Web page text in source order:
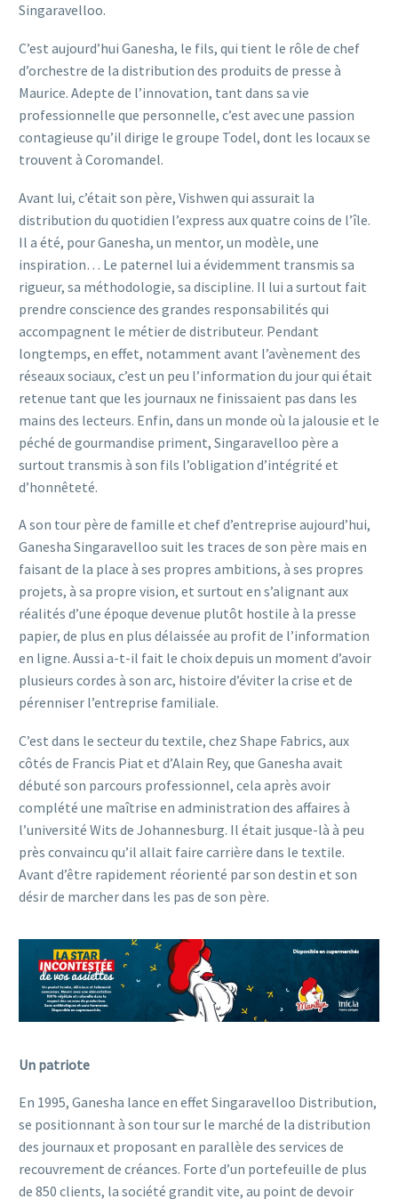
Singaravelloo.
C’est aujourd’hui Ganesha, le fils, qui tient le rôle de chef
d’orchestre de la distribution des produits de presse à
Maurice. Adepte de l’innovation, tant dans sa vie
professionnelle que personnelle, c’est avec une passion
contagieuse qu’il dirige le groupe Todel, dont les locaux se
trouvent à Coromandel.
Avant lui, c’était son père, Vishwen qui assurait la
distribution du quotidien l’express aux quatre coins de l’île.
Il a été, pour Ganesha, un mentor, un modèle, une
inspiration… Le paternel lui a évidemment transmis sa
rigueur, sa méthodologie, sa discipline. Il lui a surtout fait
prendre conscience des grandes responsabilités qui
accompagnent le métier de distributeur. Pendant
longtemps, en effet, notamment avant l’avènement des
réseaux sociaux, c’est un peu l’information du jour qui était
retenue tant que les journaux ne finissaient pas dans les
mains des lecteurs. Enfin, dans un monde où la jalousie et le
péché de gourmandise priment, Singaravelloo père a
surtout transmis à son fils l’obligation d’intégrité et
d’honnêteté.
A son tour père de famille et chef d’entreprise aujourd’hui,
Ganesha Singaravelloo suit les traces de son père mais en
faisant de la place à ses propres ambitions, à ses propres
projets, à sa propre vision, et surtout en s’alignant aux
réalités d’une époque devenue plutôt hostile à la presse
papier, de plus en plus délaissée au profit de l’information
en ligne. Aussi a-t-il fait le choix depuis un moment d’avoir
plusieurs cordes à son arc, histoire d’éviter la crise et de
pérenniser l’entreprise familiale.
C’est dans le secteur du textile, chez Shape Fabrics, aux
côtés de Francis Piat et d’Alain Rey, que Ganesha avait
débuté son parcours professionnel, cela après avoir
complété une maîtrise en administration des affaires à
l’université Wits de Johannesburg. Il était jusque-là à peu
près convaincu qu’il allait faire carrière dans le textile.
Avant d’être rapidement réorienté par son destin et son
désir de marcher dans les pas de son père.
Un patriote
En 1995, Ganesha lance en effet Singaravelloo Distribution,
se positionnant à son tour sur le marché de la distribution
des journaux et proposant en parallèle des services de
recouvrement de créances. Forte d’un portefeuille de plus
de 850 clients, la société grandit vite, au point de devoir